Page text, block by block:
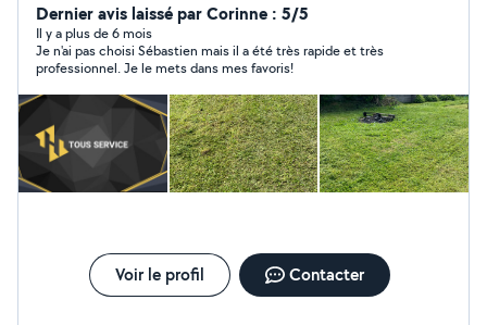
tous vos travaux de jardinage,nettoyage (karcher)
piscine et terrasse ,taille , tonte , entretien espace vert
Petit plomberie ( fuites , nettoyage ,débouchage )
N'hésitez pas à me contacter réponse rapide.
Dernier avis laissé par Corinne : 5/5
Il y a plus de 6 mois
Je n'ai pas choisi Sébastien mais il a été très rapide et très
professionnel. Je le mets dans mes favoris!
Voir le profil Contacter